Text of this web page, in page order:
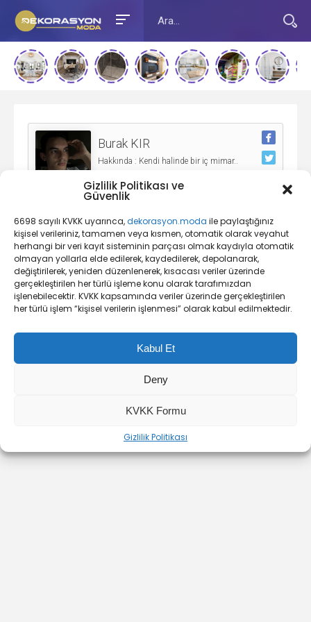
Gizlilik Politikası ve
Güvenlik
6698 sayılı KVKK uyarınca,dekorasyon.moda ile paylaştığınız
kişisel verileriniz, tamamen veya kısmen, otomatik olarak veyahut
herhangi bir veri kayıt sisteminin parçası olmak kaydıyla otomatik
olmayan yollarla elde edilerek, kaydedilerek, depolanarak,
değiştirilerek, yeniden düzenlenerek, kısacası veriler üzerinde
gerçekleştirilen her türlü işleme konu olarak tarafımızdan
işlenebilecektir. KVKK kapsamında veriler üzerinde gerçekleştirilen
her türlü işlem “kişisel verilerin işlenmesi” olarak kabul edilmektedir.
Kabul Et
Deny
KVKK Formu
Gizlilik Politikası
Burak KIR
Hakkında : Kendi halinde bir iç mimar..
Yazarımız Toplam 15
Fadime ULUSOY
Hakkında :
YOUTUBEINSTAGRAMİLETİŞİM